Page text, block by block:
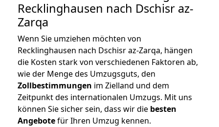
Recklinghausen nach Dschisr az-
Zarqa
Wenn Sie umziehen möchten von
Recklinghausen nach Dschisr az-Zarqa, hängen
die Kosten stark von verschiedenen Faktoren ab,
wie der Menge des Umzugsguts, den
Zollbestimmungen im Zielland und dem
Zeitpunkt des internationalen Umzugs. Mit uns
können Sie sicher sein, dass wir die besten
Angebotefür Ihren Umzug kennen.